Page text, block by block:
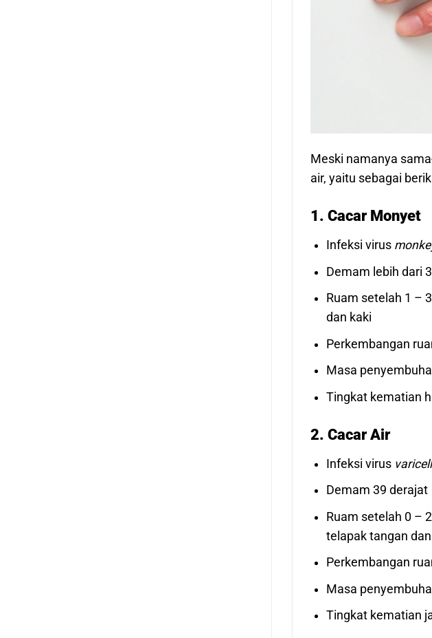
Meski namanya
air, yaitu sebagai
1. Cacar Monyet
Infeksi virus
Demam lebih dari
Ruam setelah 1 –
dan kaki
Perkembangan
Masa
Tingkat kematian
2. Cacar Air
Infeksi virus
Demam 39 derajat
Ruam setelah 0 –
telapak tangan
Perkembangan
Masa
Tingkat kematian